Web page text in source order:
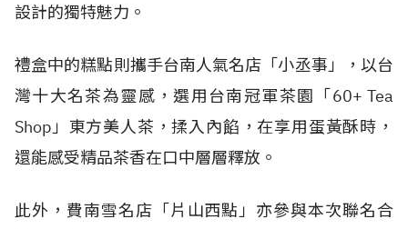
設計的獨特魅力。
禮盒中的糕點則攜手台南人氣名店「小丞事」，以台
灣十大名茶為靈感，選用台南冠軍茶園「60+ Tea
Shop」東方美人茶，揉入內餡，在享用蛋黃酥時，
還能感受精品茶香在口中層層釋放。
此外，費南雪名店「片山西點」亦參與本次聯名合